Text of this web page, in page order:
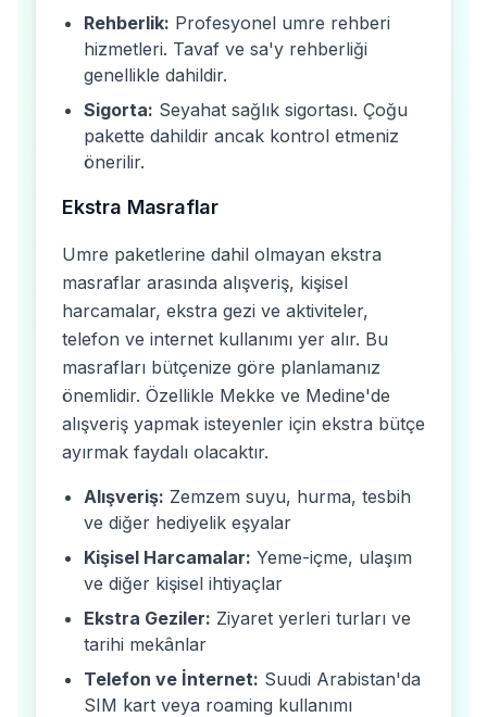
Rehberlik: Profesyonel umre rehberi
hizmetleri. Tavaf ve sa'y rehberliği
genellikle dahildir.
Sigorta: Seyahat sağlık sigortası. Çoğu
pakette dahildir ancak kontrol etmeniz
önerilir.
Ekstra Masraflar
Umre paketlerine dahil olmayan ekstra
masraflar arasında alışveriş, kişisel
harcamalar, ekstra gezi ve aktiviteler,
telefon ve internet kullanımı yer alır. Bu
masrafları bütçenize göre planlamanız
önemlidir. Özellikle Mekke ve Medine'de
alışveriş yapmak isteyenler için ekstra bütçe
ayırmak faydalı olacaktır.
Alışveriş: Zemzem suyu, hurma, tesbih
ve diğer hediyelik eşyalar
Kişisel Harcamalar: Yeme-içme, ulaşım
ve diğer kişisel ihtiyaçlar
Ekstra Geziler: Ziyaret yerleri turları ve
tarihi mekânlar
Telefon ve İnternet: Suudi Arabistan'da
SIM kart veya roaming kullanımı